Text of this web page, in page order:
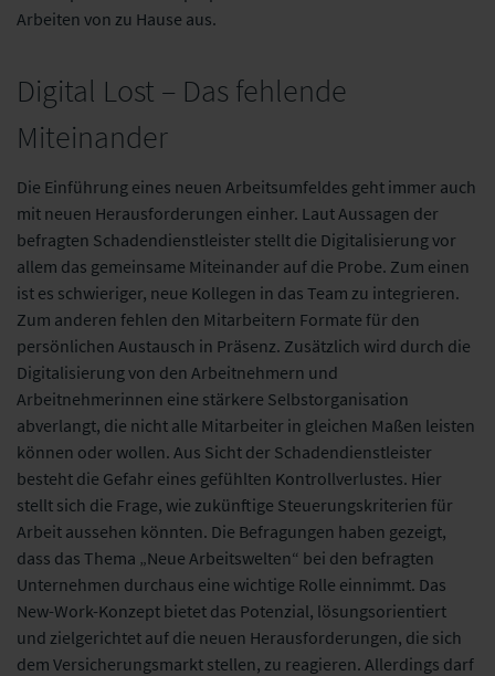
Arbeiten von zu Hause aus.
Digital Lost – Das fehlende
Miteinander
Die Einführung eines neuen Arbeitsumfeldes geht immer auch
mit neuen Herausforderungen einher. Laut Aussagen der
befragten Schadendienstleister stellt die Digitalisierung vor
allem das gemeinsame Miteinander auf die Probe. Zum einen
ist es schwieriger, neue Kollegen in das Team zu integrieren.
Zum anderen fehlen den Mitarbeitern Formate für den
persönlichen Austausch in Präsenz. Zusätzlich wird durch die
Digitalisierung von den Arbeitnehmern und
Arbeitnehmerinnen eine stärkere Selbstorganisation
abverlangt, die nicht alle Mitarbeiter in gleichen Maßen leisten
können oder wollen. Aus Sicht der Schadendienstleister
besteht die Gefahr eines gefühlten Kontrollverlustes. Hier
stellt sich die Frage, wie zukünftige Steuerungskriterien für
Arbeit aussehen könnten. Die Befragungen haben gezeigt,
dass das Thema „Neue Arbeitswelten“ bei den befragten
Unternehmen durchaus eine wichtige Rolle einnimmt. Das
New-Work-Konzept bietet das Potenzial, lösungsorientiert
und zielgerichtet auf die neuen Herausforderungen, die sich
dem Versicherungsmarkt stellen, zu reagieren. Allerdings darf